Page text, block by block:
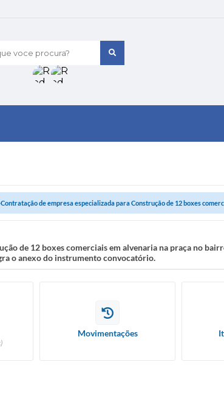
voce procura?
de empresa especializada para Construção de 12 boxes
de 12 boxes comerciais em alvenaria na praça no
o anexo do instrumento convocatório.
Movimentações